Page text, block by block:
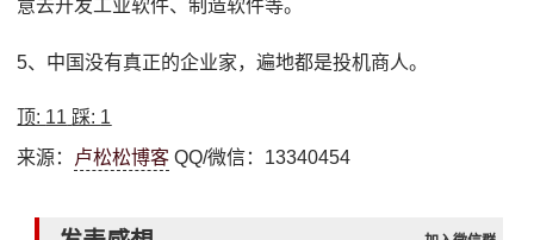
意去开发工业软件、制造软件等。
5、中国没有真正的企业家，遍地都是投机商人。
顶: 11 踩: 1
来源： 卢松松博客 QQ/微信：13340454